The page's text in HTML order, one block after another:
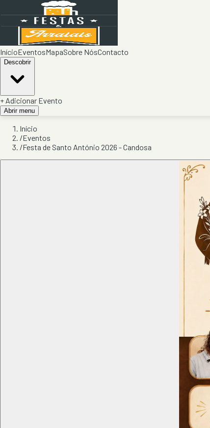
InícioEventosMapaSobre NósContacto
Descobrir
+ Adicionar Evento
Abrir menu
Início
/Eventos
/Festa de Santo António 2026 - Candosa